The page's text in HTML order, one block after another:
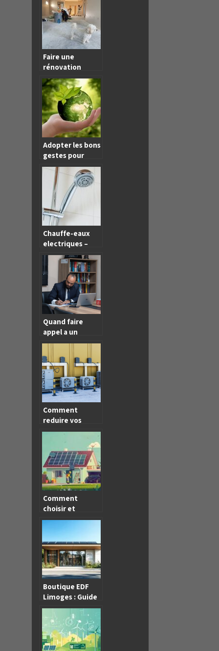
Faire une
rénovation
écologique dans
votre bien à
vendre
Adopter les bons
gestes pour
devenir
écoresponsable
Chauffe-eaux
electriques –
pourquoi
investir dans un
tel appareil ?
Quand faire
appel a un
avocat specialise
l’environnement
Comment
reduire vos
depenses grace
a une pompe a
chaleur ?
Comment
choisir et
installer soi-
même un kit
solaire pour
réduire sa
facture
d’électricité
Boutique EDF
Limoges : Guide
pratique pour
choisir le contrat
adapté à vos
besoins